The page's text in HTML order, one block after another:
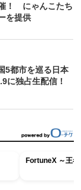
！ にゃんこたち
を提供
5都市を巡る日本
に独占生配信！
FortuneX ～王